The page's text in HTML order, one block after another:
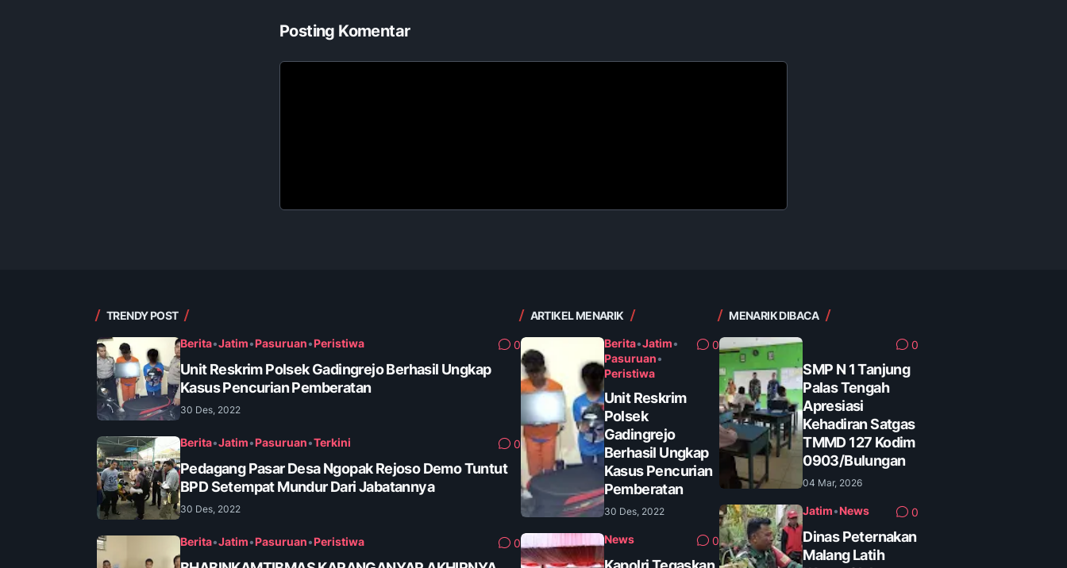
Posting Komentar
TRENDY POST
Berita•Jatim•Pasuruan•Peristiwa 0
Unit Reskrim Polsek Gadingrejo Berhasil Ungkap
Kasus Pencurian Pemberatan
30 Des, 2022
Berita•Jatim•Pasuruan•Terkini 0
Pedagang Pasar Desa Ngopak Rejoso Demo Tuntut
BPD Setempat Mundur Dari Jabatannya
30 Des, 2022
Berita•Jatim•Pasuruan•Peristiwa 0
ARTIKEL MENARIK
Berita•Jatim•
Pasuruan•
Peristiwa
0
Unit Reskrim
Polsek
Gadingrejo
Berhasil Ungkap
Kasus Pencurian
Pemberatan
30 Des, 2022
News 0
MENARIK DIBACA
0
SMP N 1 Tanjung
Palas Tengah
Apresiasi
Kehadiran Satgas
TMMD 127 Kodim
0903/Bulungan
04 Mar, 2026
Jatim•News 0
Dinas Peternakan
Malang Latih